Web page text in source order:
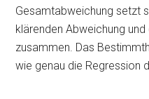
Gesamtabweichung setzt
klärenden Abweichung
zusammen. Das
wie genau die Regression